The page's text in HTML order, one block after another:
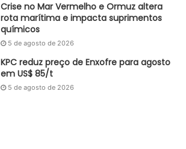
Crise no Mar Vermelho e Ormuz altera
rota marítima e impacta suprimentos
químicos
5 de agosto de 2026
KPC reduz preço de Enxofre para agosto
em US$ 85/t
5 de agosto de 2026